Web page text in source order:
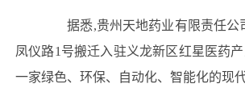
据悉,贵州天地药业有限责任公司
凤仪路1号搬迁入驻义龙新区红星医药
一家绿色、环保、自动化、智能化的现